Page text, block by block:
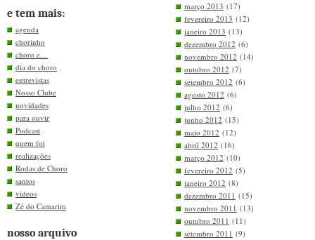
e tem mais:
agenda
chorinho
choro e…
dia do choro
entrevistas
Nosso Clube
novidades
para ouvir
Podcast
quem foi
realizações
Rodas de Choro
santos
videos
Zé do Camarim
nosso arquivo
março 2013 (17)
fevereiro 2013 (12)
janeiro 2013 (13)
dezembro 2012 (6)
novembro 2012 (14)
outubro 2012 (7)
setembro 2012 (6)
agosto 2012 (6)
julho 2012 (6)
junho 2012 (15)
maio 2012 (12)
abril 2012 (16)
março 2012 (10)
fevereiro 2012 (5)
janeiro 2012 (8)
dezembro 2011 (15)
novembro 2011 (13)
outubro 2011 (11)
setembro 2011 (9)